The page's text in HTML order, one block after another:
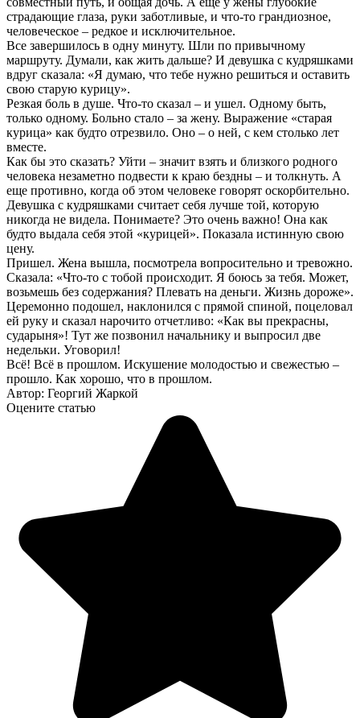
страдающие глаза, руки заботливые, и что-то грандиозное,
человеческое – редкое и исключительное.
Все завершилось в одну минуту. Шли по привычному
маршруту. Думали, как жить дальше? И девушка с кудряшками
вдруг сказала: «Я думаю, что тебе нужно решиться и оставить
свою старую курицу».
Резкая боль в душе. Что-то сказал – и ушел. Одному быть,
только одному. Больно стало – за жену. Выражение «старая
курица» как будто отрезвило. Оно – о ней, с кем столько лет
вместе.
Как бы это сказать? Уйти – значит взять и близкого родного
человека незаметно подвести к краю бездны – и толкнуть. А
еще противно, когда об этом человеке говорят оскорбительно.
Девушка с кудряшками считает себя лучше той, которую
никогда не видела. Понимаете? Это очень важно! Она как
будто выдала себя этой «курицей». Показала истинную свою
цену.
Пришел. Жена вышла, посмотрела вопросительно и тревожно.
Сказала: «Что-то с тобой происходит. Я боюсь за тебя. Может,
возьмешь без содержания? Плевать на деньги. Жизнь дороже».
Церемонно подошел, наклонился с прямой спиной, поцеловал
ей руку и сказал нарочито отчетливо: «Как вы прекрасны,
сударыня»! Тут же позвонил начальнику и выпросил две
недельки. Уговорил!
Всё! Всё в прошлом. Искушение молодостью и свежестью –
прошло. Как хорошо, что в прошлом.
Автор: Георгий Жаркой
Оцените статью